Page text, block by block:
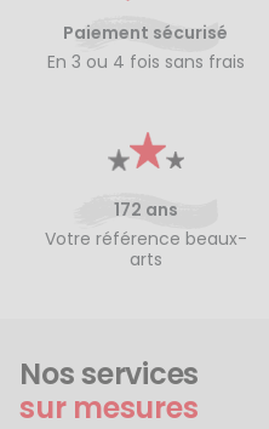
Paiement sécurisé
En 3 ou 4 fois sans frais
172 ans
Votre référence beaux-
arts
Nos services
sur mesures